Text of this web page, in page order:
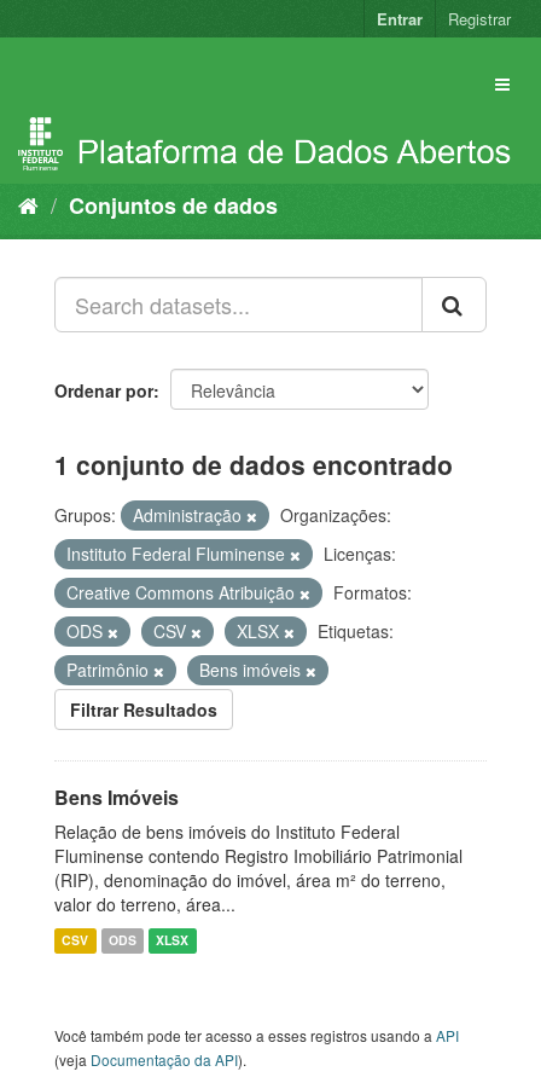
para
Entrar Registrar
Conjuntos de dados
Ordenar por
1 conjunto de dados encontrado
Grupos: Administração
Organizações:
Instituto Federal Fluminense
Licenças:
Creative Commons Atribuição
Formatos:
ODS
CSV XLSX
Etiquetas:
Patrimônio
Bens imóveis
Filtrar Resultados
Bens Imóveis
Relação de bens imóveis do Instituto Federal
Fluminense contendo Registro Imobiliário Patrimonial
(RIP), denominação do imóvel, área m² do terreno,
valor do terreno, área...
CSV ODS XLSX
Você também pode ter acesso a esses registros usando aAPI
(veja Documentação da API).